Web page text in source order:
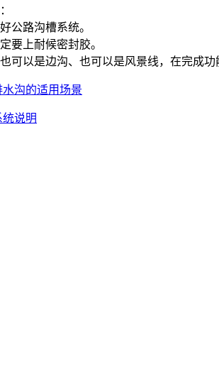
公路沟槽系统。
要上耐候密封胶。
可以是边沟、也可以是风景线，在完成功
沟的适用场景
说明